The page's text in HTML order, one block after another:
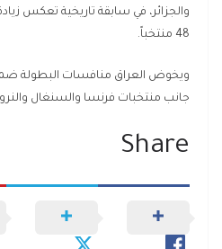
والجزائر، في سابقة تاريخية تعكس
48 منتخباً.
ويخوض العراق منافسات البطولة
جانب منتخبات فرنسا والسنغال
Share